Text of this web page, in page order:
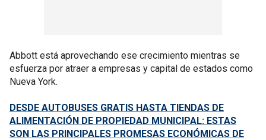
Abbott está aprovechando ese crecimiento mientras se
esfuerza por atraer a empresas y capital de estados como
Nueva York.
DESDE AUTOBUSES GRATIS HASTA TIENDAS DE
ALIMENTACIÓN DE PROPIEDAD MUNICIPAL: ESTAS
SON LAS PRINCIPALES PROMESAS ECONÓMICAS DE